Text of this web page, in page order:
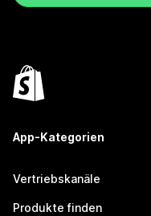
App-Kategorien
Vertriebskanäle
Produkte finden